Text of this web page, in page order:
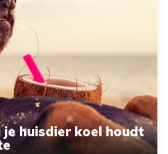
je huisdier koel houdt